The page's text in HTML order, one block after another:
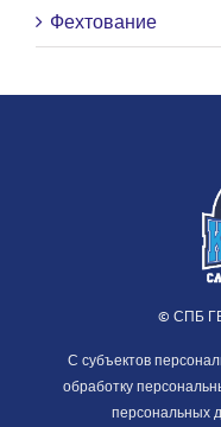
Фехтование
© СПБ
С субъектов
обработку
персональных